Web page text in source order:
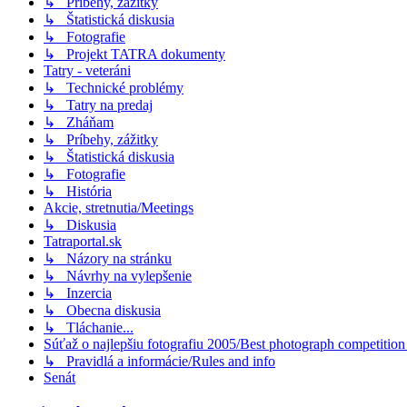
↳ Štatistická diskusia
↳ Fotografie
↳ Projekt TATRA dokumenty
Tatry - veteráni
↳ Technické problémy
↳ Tatry na predaj
↳ Zháňam
↳ Príbehy, zážitky
↳ Štatistická diskusia
↳ Fotografie
↳ História
Akcie, stretnutia/Meetings
↳ Diskusia
Tatraportal.sk
↳ Názory na stránku
↳ Návrhy na vylepšenie
↳ Inzercia
↳ Obecna diskusia
↳ Tláchanie...
Súťaž o najlepšiu fotografiu 2005/Best photograph
↳ Pravidlá a informácie/Rules and info
Senát